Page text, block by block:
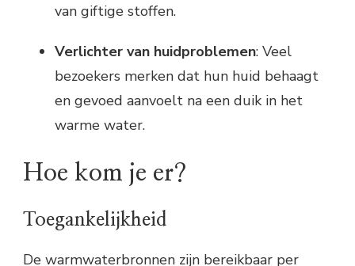
van giftige stoffen.
Verlichter van huidproblemen: Veel
bezoekers merken dat hun huid behaagt
en gevoed aanvoelt na een duik in het
warme water.
Hoe kom je er?
Toegankelijkheid
De warmwaterbronnen zijn bereikbaar per